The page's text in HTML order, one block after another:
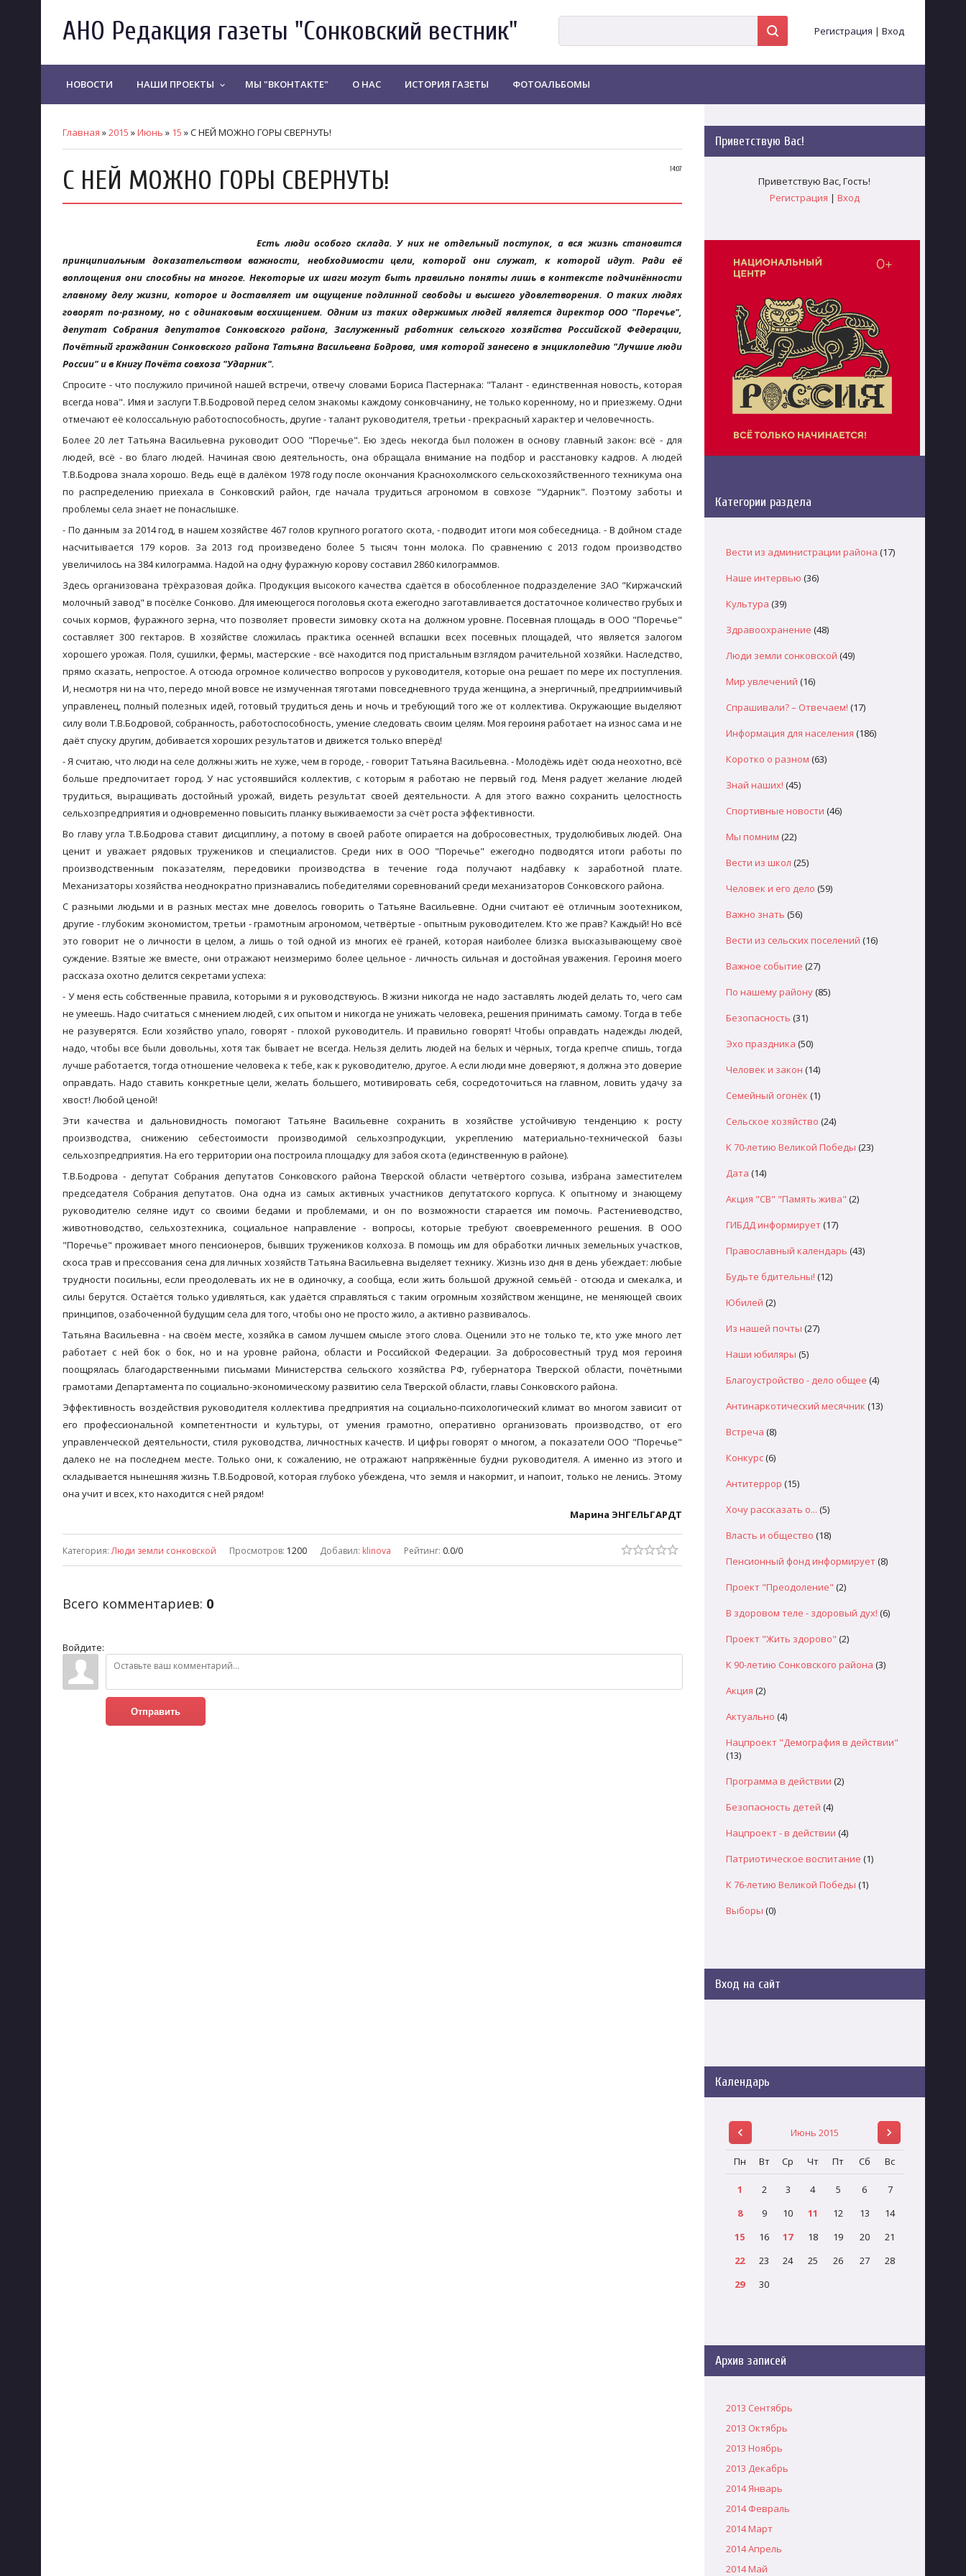
АНО Редакция газеты "Сонковский вестник" Регистрация | Вход
НОВОСТИ НАШИ ПРОЕКТЫ keyboard_arrow_down МЫ "ВКОНТАКТЕ" О НАС ИСТОРИЯ ГАЗЕТЫ ФОТОАЛЬБОМЫ
Главная »2015 »Июнь » 15 » С НЕЙ МОЖНО ГОРЫ СВЕРНУТЬ!
14:07
С НЕЙ МОЖНО ГОРЫ СВЕРНУТЬ!
Есть люди особого склада. У них не отдельный поступок, а вся жизнь становится
принципиальным доказательством важности, необходимости цели, которой они служат, к которой идут. Ради её
воплощения они способны на многое. Некоторые их шаги могут быть правильно поняты лишь в контексте подчинённости
главному делу жизни, которое и доставляет им ощущение подлинной свободы и высшего удовлетворения. О таких людях
говорят по-разному, но с одинаковым восхищением. Одним из таких одержимых людей является директор ООО "Поречье",
депутат Собрания депутатов Сонковского района, Заслуженный работник сельского хозяйства Российской Федерации,
Почётный гражданин Сонковского района Татьяна Васильевна Бодрова, имя которой занесено в энциклопедию "Лучшие люди
России" и в Книгу Почёта совхоза "Ударник".
Спросите - что послужило причиной нашей встречи, отвечу словами Бориса Пастернака: "Талант - единственная новость, которая
всегда нова". Имя и заслуги Т.В.Бодровой перед селом знакомы каждому сонковчанину, не только коренному, но и приезжему. Одни
отмечают её колоссальную работоспособность, другие - талант руководителя, третьи - прекрасный характер и человечность.
Более 20 лет Татьяна Васильевна руководит ООО "Поречье". Ею здесь некогда был положен в основу главный закон: всё - для
людей, всё - во благо людей. Начиная свою деятельность, она обращала внимание на подбор и расстановку кадров. А людей
Т.В.Бодрова знала хорошо. Ведь ещё в далёком 1978 году после окончания Краснохолмского сельскохозяйственного техникума она
по распределению приехала в Сонковский район, где начала трудиться агрономом в совхозе "Ударник". Поэтому заботы и
проблемы села знает не понаслышке.
- По данным за 2014 год, в нашем хозяйстве 467 голов крупного рогатого скота, - подводит итоги моя собеседница. - В дойном стаде
насчитывается 179 коров. За 2013 год произведено более 5 тысяч тонн молока. По сравнению с 2013 годом производство
увеличилось на 384 килограмма. Надой на одну фуражную корову составил 2860 килограммов.
Здесь организована трёхразовая дойка. Продукция высокого качества сдаётся в обособленное подразделение ЗАО "Киржачский
молочный завод" в посёлке Сонково. Для имеющегося поголовья скота ежегодно заготавливается достаточное количество грубых и
сочых кормов, фуражного зерна, что позволяет провести зимовку скота на должном уровне. Посевная площадь в ООО "Поречье"
составляет 300 гектаров. В хозяйстве сложилась практика осенней вспашки всех посевных площадей, что является залогом
хорошего урожая. Поля, сушилки, фермы, мастерские - всё находится под пристальным взглядом рачительной хозяйки. Наследство,
прямо сказать, непростое. А отсюда огромное количество вопросов у руководителя, которые она решает по мере их поступления.
И, несмотря ни на что, передо мной вовсе не измученная тяготами повседневного труда женщина, а энергичный, предприимчивый
управленец, полный полезных идей, готовый трудиться день и ночь и требующий того же от коллектива. Окружающие выделяют
силу воли Т.В.Бодровой, собранность, работоспособность, умение следовать своим целям. Моя героиня работает на износ сама и не
даёт спуску другим, добивается хороших результатов и движется только вперёд!
- Я считаю, что люди на селе должны жить не хуже, чем в городе, - говорит Татьяна Васильевна. - Молодёжь идёт сюда неохотно, всё
больше предпочитает город. У нас устоявшийся коллектив, с которым я работаю не первый год. Меня радует желание людей
трудиться, выращивать достойный урожай, видеть результат своей деятельности. А для этого важно сохранить целостность
сельхозпредприятия и одновременно повысить планку выживаемости за счёт роста эффективности.
Во главу угла Т.В.Бодрова ставит дисциплину, а потому в своей работе опирается на добросовестных, трудолюбивых людей. Она
ценит и уважает рядовых тружеников и специалистов. Среди них в ООО "Поречье" ежегодно подводятся итоги работы по
производственным показателям, передовики производства в течение года получают надбавку к заработной плате.
Механизаторы хозяйства неоднократно признавались победителями соревнований среди механизаторов Сонковского района.
С разными людьми и в разных местах мне довелось говорить о Татьяне Васильевне. Одни считают её отличным зоотехником,
другие - глубоким экономистом, третьи - грамотным агрономом, четвёртые - опытным руководителем. Кто же прав? Каждый! Но всё
это говорит не о личности в целом, а лишь о той одной из многих её граней, которая наиболее близка высказывающему своё
суждение. Взятые же вместе, они отражают неизмеримо более цельное - личность сильная и достойная уважения. Героиня моего
рассказа охотно делится секретами успеха:
- У меня есть собственные правила, которыми я и руководствуюсь. В жизни никогда не надо заставлять людей делать то, чего сам
не умеешь. Надо считаться с мнением людей, с их опытом и никогда не унижать человека, решения принимать самому. Тогда в тебе
не разуверятся. Если хозяйство упало, говорят - плохой руководитель. И правильно говорят! Чтобы оправдать надежды людей,
надо, чтобы все были довольны, хотя так бывает не всегда. Нельзя делить людей на белых и чёрных, тогда крепче спишь, тогда
лучше работается, тогда отношение человека к тебе, как к руководителю, другое. А если люди мне доверяют, я должна это доверие
оправдать. Надо ставить конкретные цели, желать большего, мотивировать себя, сосредоточиться на главном, ловить удачу за
хвост! Любой ценой!
Эти качества и дальновидность помогают Татьяне Васильевне сохранить в хозяйстве устойчивую тенденцию к росту
производства, снижению себестоимости производимой сельхозпродукции, укреплению материально-технической базы
сельхозпредприятия. На его территории она построила площадку для забоя скота (единственную в районе).
Т.В.Бодрова - депутат Собрания депутатов Сонковского района Тверской области четвёртого созыва, избрана заместителем
председателя Собрания депутатов. Она одна из самых активных участников депутатского корпуса. К опытному и знающему
руководителю селяне идут со своими бедами и проблемами, и он по возможности старается им помочь. Растениеводство,
животноводство, сельхозтехника, социальное направление - вопросы, которые требуют своевременного решения. В ООО
"Поречье" проживает много пенсионеров, бывших тружеников колхоза. В помощь им для обработки личных земельных участков,
скоса трав и прессования сена для личных хозяйств Татьяна Васильевна выделяет технику. Жизнь изо дня в день убеждает: любые
трудности посильны, если преодолевать их не в одиночку, а сообща, если жить большой дружной семьёй - отсюда и смекалка, и
силы берутся. Остаётся только удивляться, как удаётся справляться с таким огромным хозяйством женщине, не меняющей своих
принципов, озабоченной будущим села для того, чтобы оно не просто жило, а активно развивалось.
Татьяна Васильевна - на своём месте, хозяйка в самом лучшем смысле этого слова. Оценили это не только те, кто уже много лет
работает с ней бок о бок, но и на уровне района, области и Российской Федерации. За добросовестный труд моя героиня
поощрялась благодарственными письмами Министерства сельского хозяйства РФ, губернатора Тверской области, почётными
грамотами Департамента по социально-экономическому развитию села Тверской области, главы Сонковского района.
Эффективность воздействия руководителя коллектива предприятия на социально-психологический климат во многом зависит от
его профессиональной компетентности и культуры, от умения грамотно, оперативно организовать производство, от его
управленческой деятельности, стиля руководства, личностных качеств. И цифры говорят о многом, а показатели ООО "Поречье"
далеко не на последнем месте. Только они, к сожалению, не отражают напряжённые будни руководителя. А именно из этого и
складывается нынешняя жизнь Т.В.Бодровой, которая глубоко убеждена, что земля и накормит, и напоит, только не ленись. Этому
она учит и всех, кто находится с ней рядом!
Марина ЭНГЕЛЬГАРДТ
Категория: Люди земли сонковской Просмотров: 1200 Добавил: klinova Рейтинг: 0.0/0
Всего комментариев: 0
Войдите:
Отправить
Приветствую Вас!
Приветствую Вас,Гость!
Регистрация | Вход
Категории раздела
Вести из администрации района (17)
Наше интервью (36)
Культура (39)
Здравоохранение (48)
Люди земли сонковской (49)
Мир увлечений (16)
Спрашивали? – Отвечаем! (17)
Информация для населения (186)
Коротко о разном (63)
Знай наших! (45)
Спортивные новости (46)
Мы помним (22)
Вести из школ (25)
Человек и его дело (59)
Важно знать (56)
Вести из сельских поселений (16)
Важное событие (27)
По нашему району(85)
Безопасность (31)
Эхо праздника (50)
Человек и закон (14)
Семейный огонёк (1)
Сельское хозяйство (24)
К 70-летию Великой Победы (23)
Дата (14)
Акция "СВ" "Память жива" (2)
ГИБДД информирует(17)
Православный календарь (43)
Будьте бдительны! (12)
Юбилей (2)
Из нашей почты (27)
Наши юбиляры (5)
Благоустройство - дело общее (4)
Антинаркотический месячник (13)
Встреча (8)
Конкурс(6)
Антитеррор (15)
Хочу рассказать о... (5)
Власть и общество (18)
Пенсионный фонд информирует(8)
Проект "Преодоление" (2)
В здоровом теле - здоровый дух! (6)
Проект "Жить здорово" (2)
К 90-летию Сонковского района (3)
Акция (2)
Актуально (4)
Нацпроект "Демография в действии"
(13)
Программа в действии (2)
Безопасность детей (4)
Нацпроект - в действии (4)
Патриотическое воспитание (1)
К 76-летию Великой Победы (1)
Выборы (0)
Вход на сайт
Календарь
Июнь 2015
Пн Вт Ср Чт Пт Сб Вс
1 2 3 4 5 6
7
8
9 10 11 12 13
14
15
16 17 18 19 20
21
22
23 24 25 26 27
28
29
30
Архив записей
2013 Сентябрь
2013 Октябрь
2013 Ноябрь
2013 Декабрь
2014 Январь
2014 Февраль
2014 Март
2014 Апрель
2014 Май